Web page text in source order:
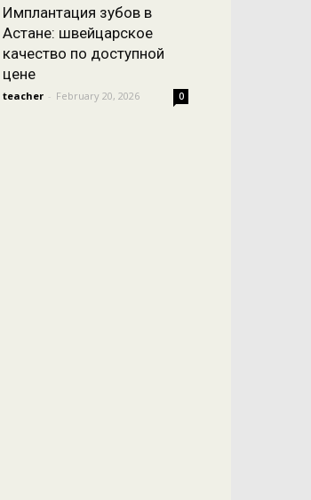
Имплантация зубов в
Астане: швейцарское
качество по доступной
цене
teacher - February 20, 2026 0